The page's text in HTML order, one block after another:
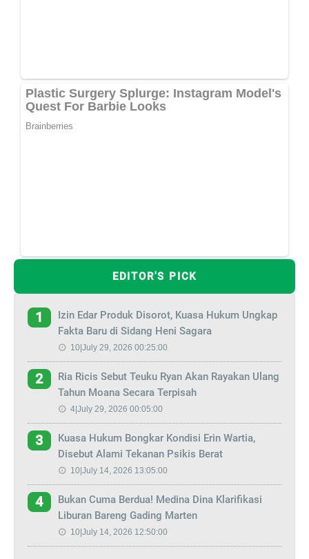
EDITOR'S PICK
1
Izin Edar Produk Disorot, Kuasa Hukum Ungkap
Fakta Baru di Sidang Heni Sagara
10|July 29, 2026 00:25:00
2
Ria Ricis Sebut Teuku Ryan Akan Rayakan Ulang
Tahun Moana Secara Terpisah
4|July 29, 2026 00:05:00
3
Kuasa Hukum Bongkar Kondisi Erin Wartia,
Disebut Alami Tekanan Psikis Berat
10|July 14, 2026 13:05:00
4
Bukan Cuma Berdua! Medina Dina Klarifikasi
Liburan Bareng Gading Marten
10|July 14, 2026 12:50:00